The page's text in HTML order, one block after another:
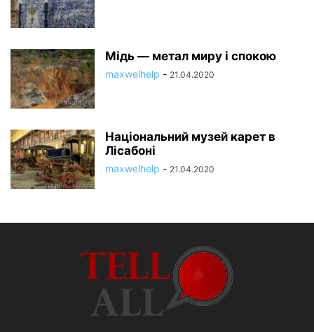
Мідь — метал миру і спокою
maxwelhelp - 21.04.2020
Національний музей карет в
Лісабоні
maxwelhelp - 21.04.2020